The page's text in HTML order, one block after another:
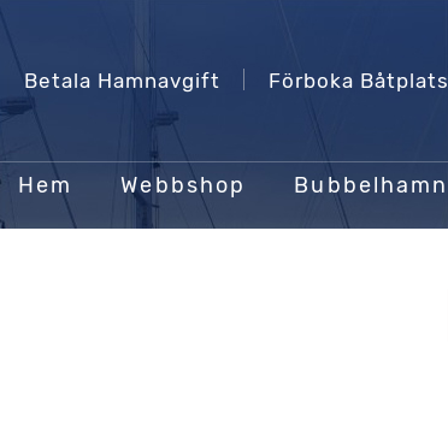
Betala Hamnavgift Förboka Båtplats
Hem Webbshop Bubbelhamn